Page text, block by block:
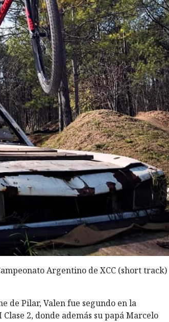
Argentino de XCC (short track)
de Pilar, Valen fue segundo en la
2, donde además su papá Marcelo